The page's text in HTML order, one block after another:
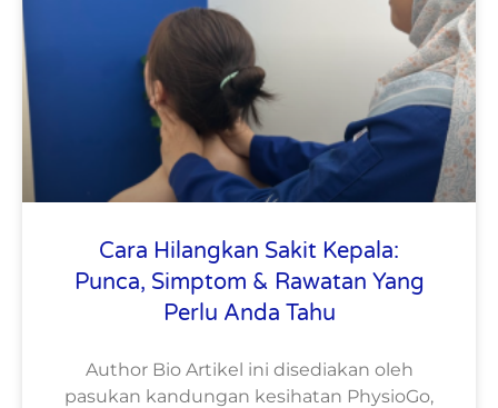
Cara Hilangkan Sakit Kepala:
Punca, Simptom & Rawatan Yang
Perlu Anda Tahu
Author Bio Artikel ini disediakan oleh
pasukan kandungan kesihatan PhysioGo,